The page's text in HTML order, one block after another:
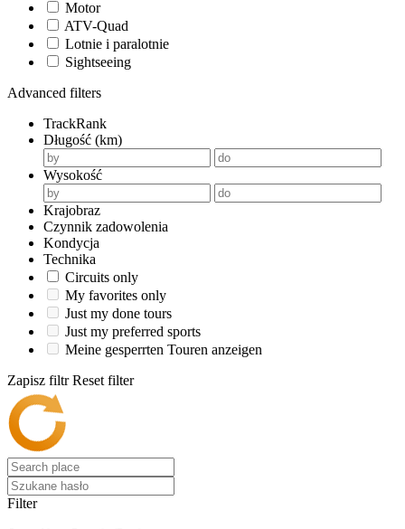
Motor
ATV-Quad
Lotnie i paralotnie
Sightseeing
Advanced filters
TrackRank
Długość (km)
Wysokość
Krajobraz
Czynnik zadowolenia
Kondycja
Technika
Circuits only
My favorites only
Just my done tours
Just my preferred sports
Meine gesperrten Touren anzeigen
Zapisz filtr Reset filter
Filter